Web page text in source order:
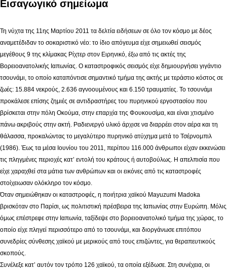
Εισαγωγικό σημείωμα
Τη νύχτα της 11ης Μαρτίου 2011 τα δελτία ειδήσεων σε όλο τον κόσμο με δέος
αναμετέδιδαν το σοκαριστικό νέο: το ίδιο απόγευμα είχε σημειωθεί σεισμός
μεγέθους 9 της κλίμακας Ρίχτερ στον Ειρηνικό, έξω από τις ακτές της
Βορειοανατολικής Ιαπωνίας. Ο καταστροφικός σεισμός είχε δημιουργήσει γιγάντιο
τσουνάμι, το οποίο καταπόντισε σημαντικό τμήμα της ακτής με τεράστιο κόστος σε
ζωές: 15.884 νεκρούς, 2.636 αγνοουμένους και 6.150 τραυματίες. Το τσουνάμι
προκάλεσε επίσης ζημιές σε αντιδραστήρες του πυρηνικού εργοστασίου που
βρίσκεται στην πόλη Οκούμα, στην επαρχία της Φουκουσίμα, και είναι χτισμένο
πάνω ακριβούς στην ακτή. Ραδιενεργό υλικό άρχισε να διαρρέει στον αέρα και τη
θάλασσα, προκαλώντας το μεγαλύτερο πυρηνικό ατύχημα μετά το Τσέρνομπιλ
(1986). Έως τα μέσα Ιουνίου του 2011, περίπου 116.000 άνθρωποι είχαν εκκενώσει
τις πληγμένες περιοχές κατ’ εντολή του κράτους ή αυτοβούλως. Η απελπισία που
είχε χαραχθεί στα μάτια των ανθρώπων και οι εικόνες από τις καταστροφές
στοίχειωσαν ολόκληρο τον κόσμο.
Όταν σημειώθηκαν οι καταστροφές, η ποιήτρια χαϊκού Mayuzumi Madoka
βρισκόταν στο Παρίσι, ως πολιτιστική πρέσβειρα της Ιαπωνίας στην Ευρώπη. Μόλις
όμως επέστρεφε στην Ιαπωνία, ταξίδεψε στο βορειοανατολικό τμήμα της χώρας, το
οποίο είχε πληγεί περισσότερο από το τσουνάμι, και διοργάνωσε επιτόπου
συνεδρίες σύνθεσης χαϊκού με μερικούς από τους επιζώντες, για θεραπευτικούς
σκοπούς.
Συνέλεξε κατ’ αυτόν τον τρόπο 126 χαϊκού, τα οποία εξέδωσε. Στη συνέχεια, οι